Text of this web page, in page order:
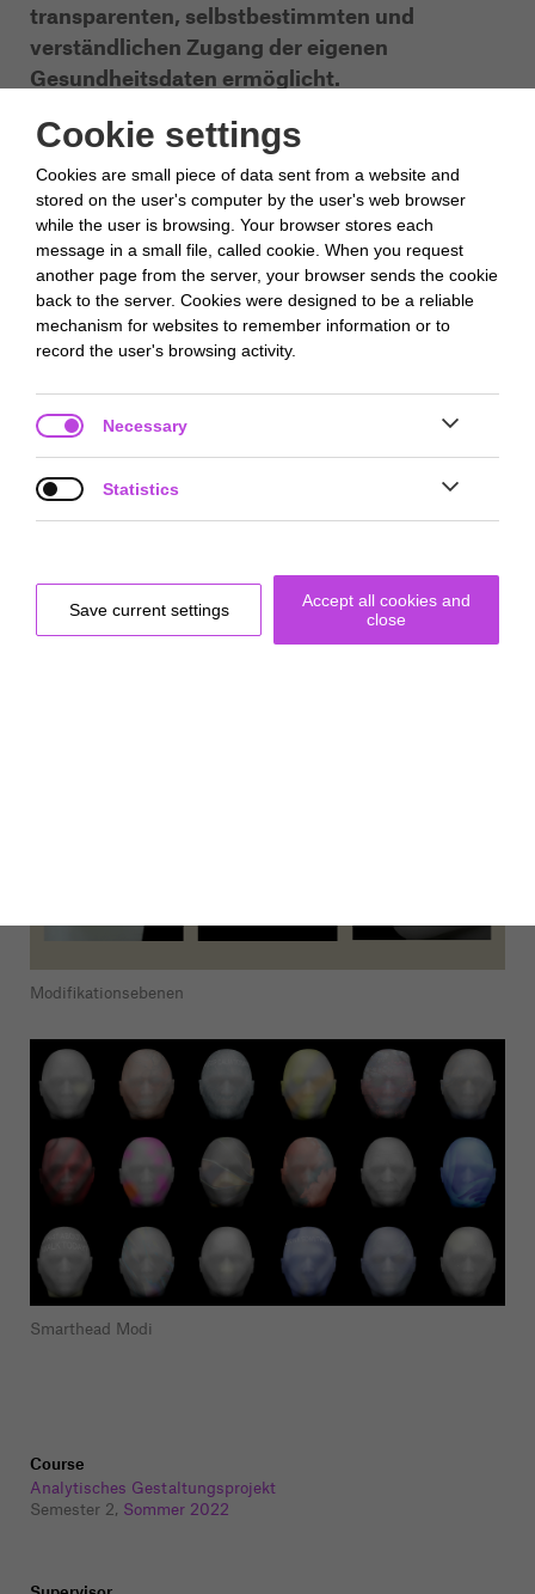
transparenten, selbstbestimmten und
verständlichen Zugang der eigenen
Gesundheitsdaten ermöglicht.
– Zukunftsinstitut
Projektübersicht
Im Rahmen des analytischen Gestaltungskurses
ist das Konzept für ein spekulatives Designprojekt
entstanden. Zu Beginn wurde die These
aufgestellt, dass Visualisierungen des eigenen
Gesundheitszustands Menschen dabei
bessere Entscheidungen für die eigene Fitness
Prototyp eines modi
Modifikationsebenen
Smarthead Modi
Course
Analytisches Gestaltungsprojekt
Semester 2, Sommer 2022
Cookie settings
Cookies are small piece of data sent from a website and
stored on the user's computer by the user's web browser
while the user is browsing. Your browser stores each
message in a small file, called cookie. When you request
another page from the server, your browser sends the cookie
back to the server. Cookies were designed to be a reliable
mechanism for websites to remember information or to
record the user's browsing activity.
Necessary
Statistics
Save current settings
Accept all cookies and
close